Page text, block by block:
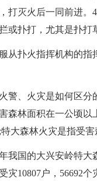
打灭火后一同前进
或扑打，尤其是扑打
从扑火指挥机构的指
警、火灾是如何区分
森林面积在一公顷以
大森林火灾是指受害
我国的大兴安岭特
灾10807户，56692